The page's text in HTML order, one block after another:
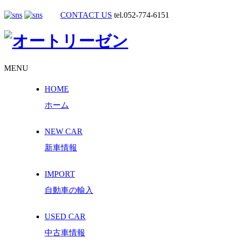
CONTACT US tel.052-774-6151
MENU
HOME
ホーム
NEW CAR
新車情報
IMPORT
自動車の輸入
USED CAR
中古車情報